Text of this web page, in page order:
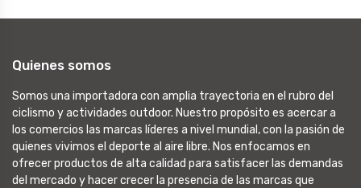
Quienes somos
Somos una importadora con amplia trayectoria en el rubro del
ciclismo y actividades outdoor. Nuestro propósito es acercar a
los comercios las marcas líderes a nivel mundial, con la pasión de
quienes vivimos el deporte al aire libre. Nos enfocamos en
ofrecer productos de alta calidad para satisfacer las demandas
del mercado y hacer crecer la presencia de las marcas que